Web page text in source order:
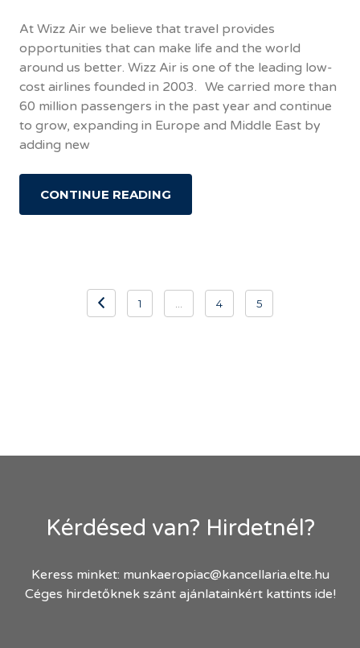
At Wizz Air we believe that travel provides
opportunities that can make life and the world
around us better. Wizz Air is one of the leading low-
cost airlines founded in 2003. We carried more than
60 million passengers in the past year and continue
to grow, expanding in Europe and Middle East by
adding new
CONTINUE READING
Bejegyzések
lapozása
1 4 5
Kérdésed van? Hirdetnél?
Keress minket: munkaeropiac@kancellaria.elte.hu
Céges hirdetőknek szánt ajánlatainkért kattints ide!